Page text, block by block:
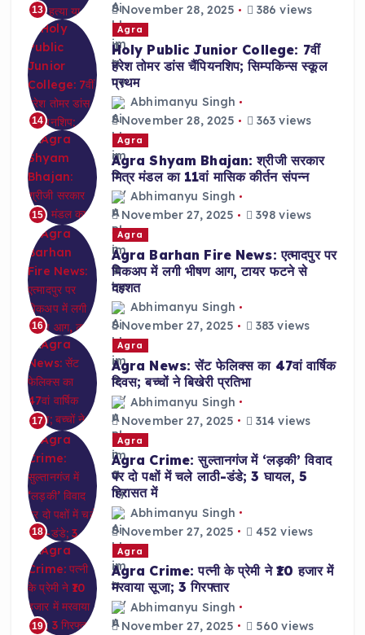
13
November 28, 2025
386 views
14
Agra
Holy Public Junior College: 7वीं
हरेश तोमर डांस चैंपियनशिप; सिम्पकिन्स स्कूल
प्रथम
Abhimanyu Singh
November 28, 2025
363 views
15
Agra
Agra Shyam Bhajan: श्रीजी सरकार
मित्र मंडल का 11वां मासिक कीर्तन संपन्न
Abhimanyu Singh
November 27, 2025
398 views
16
Agra
Agra Barhan Fire News: एत्मादपुर पर
पिकअप में लगी भीषण आग, टायर फटने से
दहशत
Abhimanyu Singh
November 27, 2025
383 views
17
Agra
Agra News: सेंट फेलिक्स का 47वां वार्षिक
दिवस; बच्चों ने बिखेरी प्रतिभा
Abhimanyu Singh
November 27, 2025
314 views
18
Agra
Agra Crime: सुल्तानगंज में ‘लड़की’ विवाद
पर दो पक्षों में चले लाठी-डंडे; 3 घायल, 5
हिरासत में
Abhimanyu Singh
November 27, 2025
452 views
19
Agra
Agra Crime: पत्नी के प्रेमी ने ₹10 हजार में
मरवाया सूजा; 3 गिरफ्तार
Abhimanyu Singh
November 27, 2025
560 views